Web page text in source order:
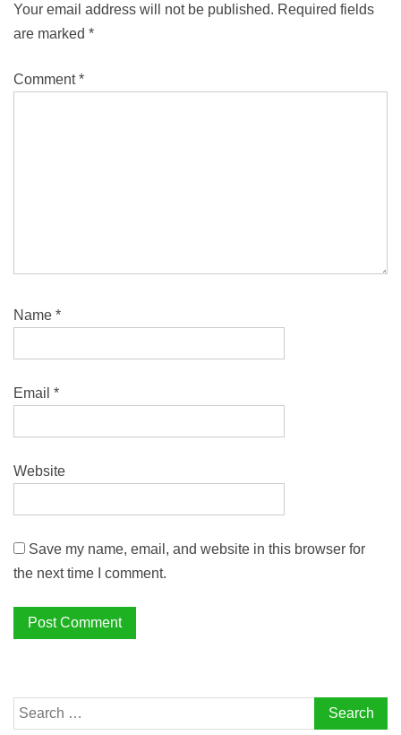
Your email address will not be published. Required fields
are marked *
Comment*
Name *
Email *
Website
Save my name, email, and website in this browser for
the next time I comment.
Search